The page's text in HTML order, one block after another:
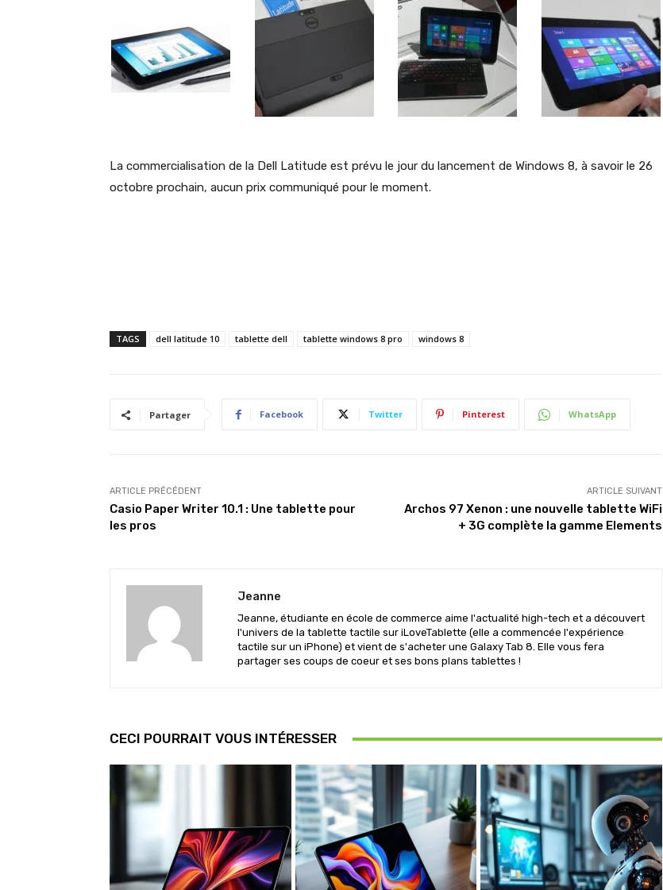
La commercialisation de la Dell Latitude est prévu le jour du lancement de Windows 8, à savoir le 26
octobre prochain, aucun prix communiqué pour le moment.
TAGS dell latitude 10 tablette dell tablette windows 8 pro windows 8
Partager Facebook Twitter Pinterest WhatsApp
ARTICLE PRÉCÉDENT
Casio Paper Writer 10.1 : Une tablette pour
les pros
ARTICLE SUIVANT
Archos 97 Xenon : une nouvelle tablette WiFi
+ 3G complète la gamme Elements
Jeanne
Jeanne, étudiante en école de commerce aime l'actualité high-tech et a découvert
l'univers de la tablette tactile sur iLoveTablette (elle a commencée l'expérience
tactile sur un iPhone) et vient de s'acheter une Galaxy Tab 8. Elle vous fera
partager ses coups de coeur et ses bons plans tablettes !
CECI POURRAIT VOUS INTÉRESSER